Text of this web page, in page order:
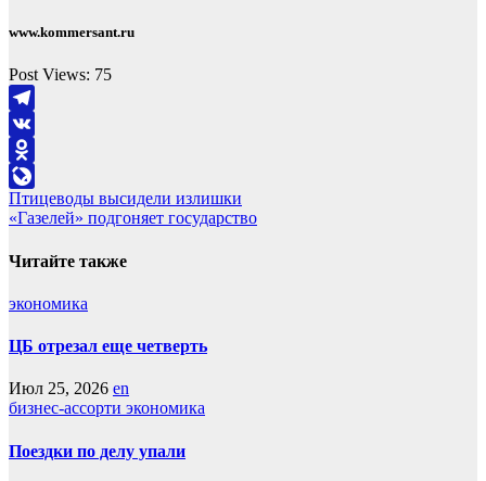
www.kommersant.ru
Post Views: 75
Telegram
VK
Odnoklassniki
LiveJournal
Навигация
по
записям
Птицеводы высидели излишки
«Газелей» подгоняет государство
Читайте также
экономика
ЦБ отрезал еще четверть
Июл 25, 2026 en
бизнес-ассорти экономика
Поездки по делу упали